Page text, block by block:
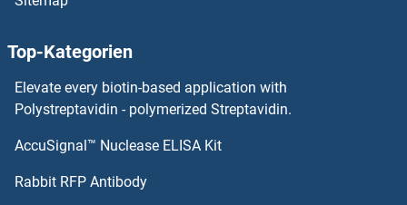
Ataxin 10 Antikörper
Ataxin 1-Like Antikörper
Ataxin 1 Antikörper
ATG16L2 Antikörper
Top-Kategorien
Elevate every biotin-based application with
Polystreptavidin - polymerized Streptavidin.
AccuSignal™ Nuclease ELISA Kit
Rabbit RFP Antibody